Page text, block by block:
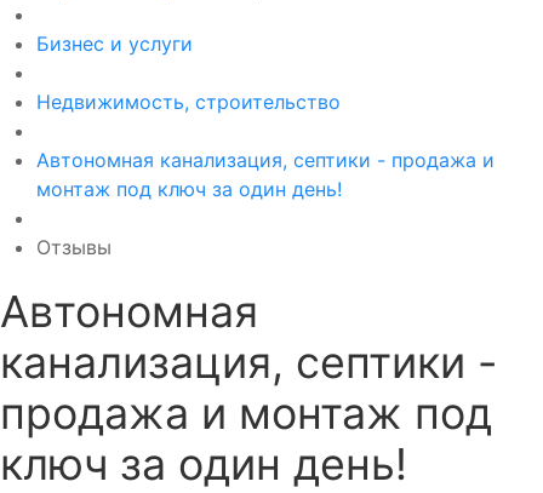
Бизнес и услуги
Недвижимость, строительство
Автономная канализация, септики - продажа и
монтаж под ключ за один день!
Отзывы
Автономная
канализация, септики -
продажа и монтаж под
ключ за один день!